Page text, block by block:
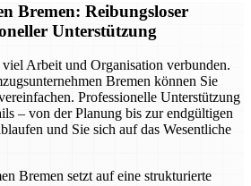
Bremen: Reibungsloser
Unterstützung
Arbeit und Organisation verbunden.
Bremen können Sie
Professionelle Unterstützung
– von der Planung bis zur endgültigen
und Sie sich auf das Wesentliche
Bremen setzt auf eine strukturierte